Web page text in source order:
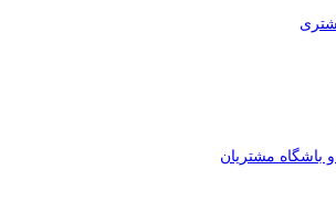
باشگاه مشتریان